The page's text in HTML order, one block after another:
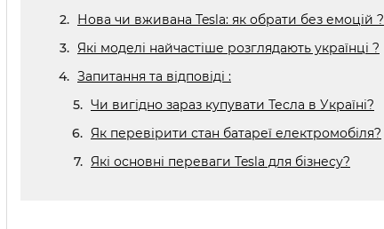
Нова чи вживана Tesla: як обрати без емоцій ?
Які моделі найчастіше розглядають українці ?
Запитання та відповіді :
Чи вигідно зараз купувати Тесла в Україні?
Як перевірити стан батареї електромобіля?
Які основні переваги Tesla для бізнесу?